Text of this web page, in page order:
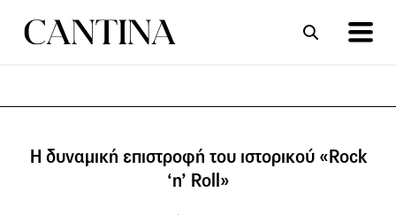
Η δυναμική επιστροφή του ιστορικού «Rock
‘n’ Roll»